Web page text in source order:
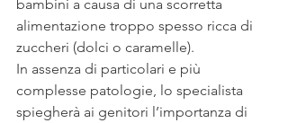
bambini a causa di una scorretta
alimentazione troppo spesso ricca di
zuccheri (dolci o caramelle).
In assenza di particolari e più
complesse patologie, lo specialista
spiegherà ai genitori l’importanza di